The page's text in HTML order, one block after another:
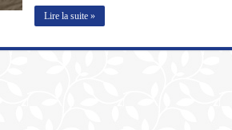
Lire la suite »